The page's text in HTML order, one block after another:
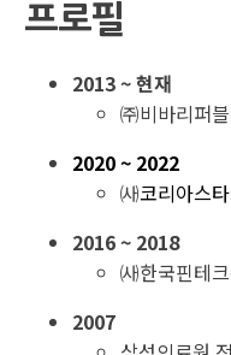
프로필
2013 ~ 현재
㈜비바리퍼
2020 ~ 2022
㈔코리아스
2016 ~ 2018
㈔한국핀테
2007